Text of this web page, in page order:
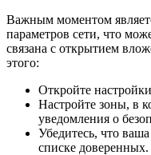
Важным моментом
параметров сети, что
связана с открытием
этого:
Откройте
Настройте зоны, в
уведомления о
Убедитесь, что
списке доверенных.